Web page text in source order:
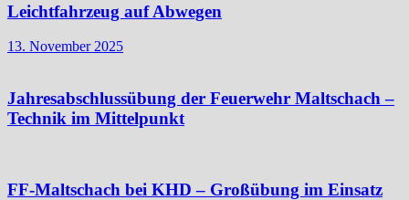
Leichtfahrzeug auf Abwegen
13. November 2025
Jahresabschlussübung der Feuerwehr Maltschach –
Technik im Mittelpunkt
FF-Maltschach bei KHD – Großübung im Einsatz